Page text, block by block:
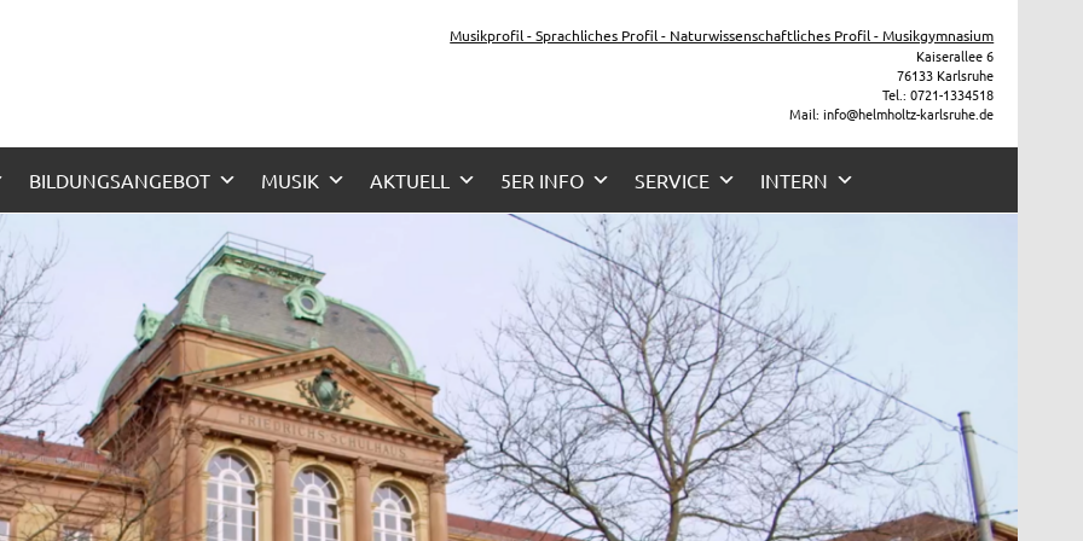
Gymnasium KarlsruheMusikprofil - Sprachliches Profil - Naturwissenschaftliches Profil - Musikgymnasium
Kaiserallee 6
76133 Karlsruhe
Tel.: 0721-1334518
Mail: info@helmholtz-karlsruhe.de
BILDUNGSANGEBOT MUSIK AKTUELL 5ER INFO SERVICE INTERN